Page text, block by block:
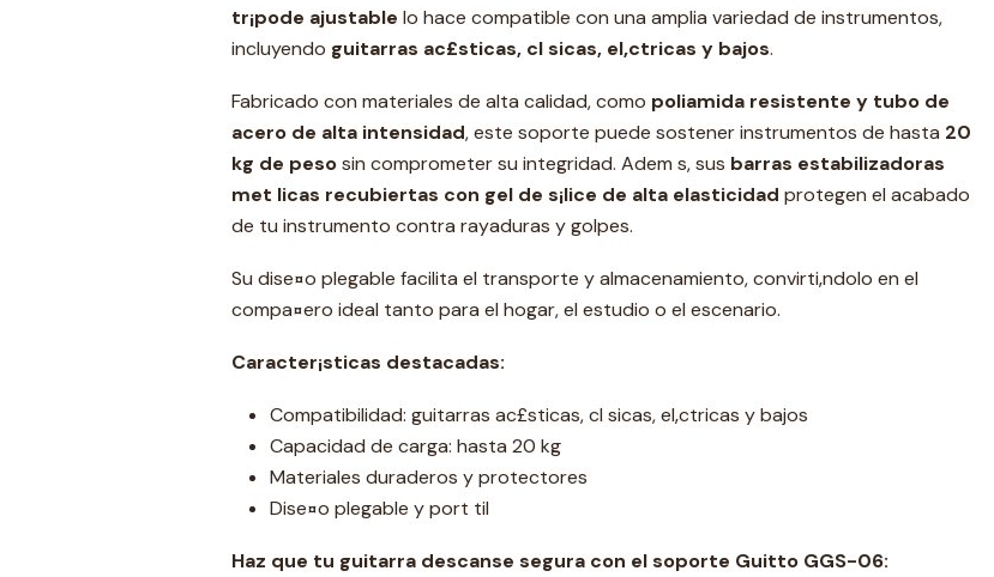
tr¡pode ajustable lo hace compatible con una amplia variedad de instrumentos,
incluyendo guitarras ac£sticas, cl sicas, el‚ctricas y bajos.
Fabricado con materiales de alta calidad, como poliamida resistente y tubo de
acero de alta intensidad, este soporte puede sostener instrumentos de hasta 20
kg de pesosin comprometer su integridad. Adem s, sus barras estabilizadoras
met licas recubiertas con gel de s¡lice de alta elasticidad protegen el acabado
de tu instrumento contra rayaduras y golpes.
Su dise¤o plegable facilita el transporte y almacenamiento, convirti‚ndolo en el
compa¤ero ideal tanto para el hogar, el estudio o el escenario.
Caracter¡sticas destacadas:
Compatibilidad: guitarras ac£sticas, cl sicas, el‚ctricas y bajos
Capacidad de carga: hasta 20 kg
Materiales duraderos y protectores
Dise¤o plegable y port til
Haz que tu guitarra descanse segura con el soporte Guitto GGS-06: